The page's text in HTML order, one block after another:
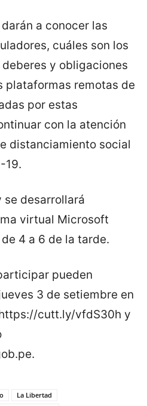
a conocer las
cuáles son los
y obligaciones
plataformas remotas de
por estas
con la atención
distanciamiento social
19.
se desarrollará
virtual Microsoft
4 a 6 de la tarde.
pueden
3 de setiembre en
cutt.ly/vfdS30h y
.
La Libertad